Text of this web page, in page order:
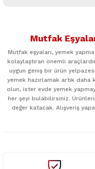
kullanarak tarafımıza
Ürün resmi kalitesiz,
Ürün açıklamasında
Ürün bilgilerinde
Ürün fiyatı diğer
Mutfak
Mutfak eşyaları, yemek
kolaylaştıran önemli
uygun geniş bir ürün
yemek hazırlamak artık
olun, ister evde yemek
her şeyi bulabilirsiniz.
değer katacak. Alışveriş